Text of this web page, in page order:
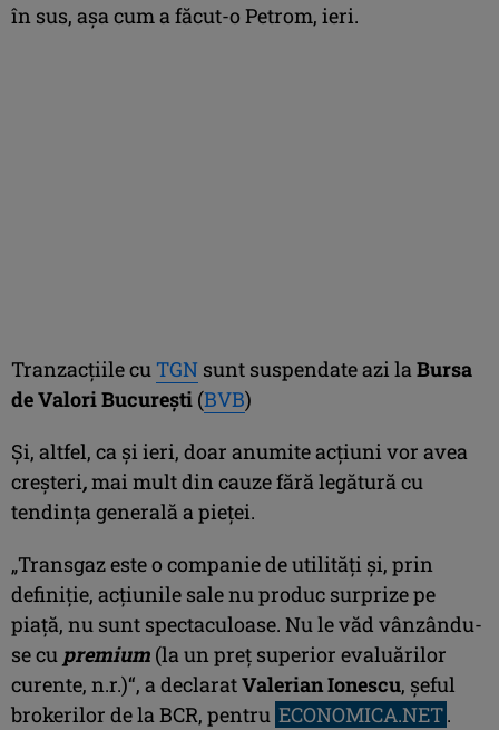
în sus, aşa cum a făcut-o Petrom, ieri.
Tranzacţiile cu TGN sunt suspendate azi laBursa
de Valori Bucureşti (BVB)
Şi, altfel, ca şi ieri, doar anumite acţiuni vor avea
creşteri,mai mult din cauze fără legătură cu
tendinţa generală a pieţei.
„Transgaz este o companie de utilităţi şi, prin
definiţie, acţiunile sale nu produc surprize pe
piaţă, nu sunt spectaculoase. Nu le văd vânzându-
se cu premium (la un preţ superior evaluărilor
curente, n.r.)“, a declaratValerian Ionescu, şeful
brokerilor de la BCR, pentru ECONOMICA.NET.